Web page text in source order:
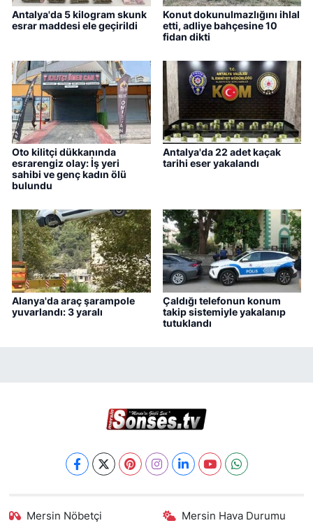
Antalya'da 5 kilogram skunk
esrar maddesi ele geçirildi
Konut dokunulmazlığını ihlal
etti, adliye bahçesine 10
fidan dikti
Oto kilitçi dükkanında
esrarengiz olay: İş yeri
sahibi ve genç kadın ölü
bulundu
Antalya'da 22 adet kaçak
tarihi eser yakalandı
Alanya'da araç şarampole
yuvarlandı: 3 yaralı
Çaldığı telefonun konum
takip sistemiyle yakalanıp
tutuklandı
Mersin Nöbetçi
Mersin Hava Durumu